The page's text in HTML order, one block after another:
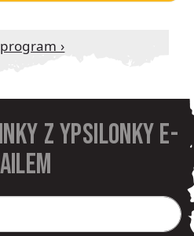
program ›
z Ypsilonky e-